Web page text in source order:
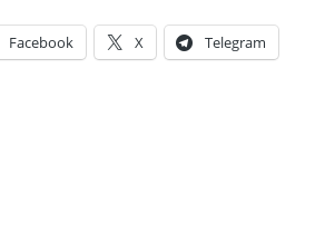
Facebook X Telegram